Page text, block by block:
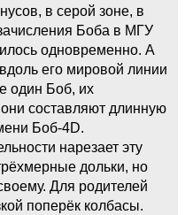
в серой зоне, в
Боба в МГУ
одновременно. А
его мировой линии
один Боб, их
составляют длинную
Боб-4D.
нарезает эту
дольки, но
Для родителей
поперёк колбасы.